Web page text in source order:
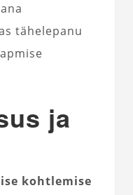
tähelepanu
ja
kohtlemise